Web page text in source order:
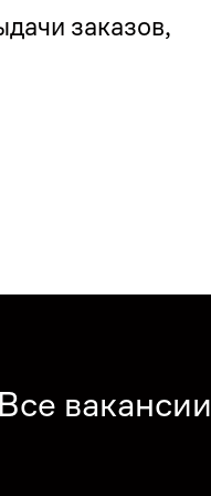
заказов,
Все вакансии